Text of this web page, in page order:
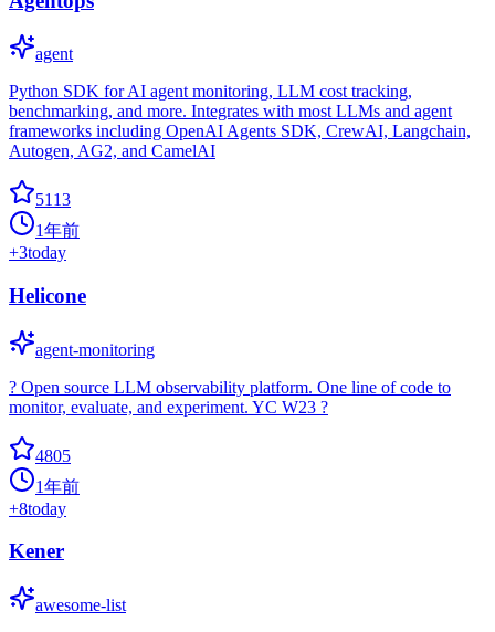
agent
Python SDK for AI agent monitoring, LLM cost tracking,
benchmarking, and more. Integrates with most LLMs and agent
frameworks including OpenAI Agents SDK, CrewAI, Langchain,
Autogen, AG2, and CamelAI
5113
1年前
+3today
Helicone
agent-monitoring
? Open source LLM observability platform. One line of code to
monitor, evaluate, and experiment. YC W23 ?
4805
1年前
+8today
Kener
awesome-list